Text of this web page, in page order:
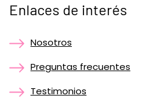
Enlaces de interés
Nosotros
Preguntas frecuentes
Testimonios